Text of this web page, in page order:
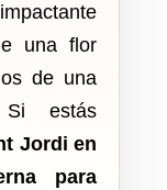
una flor
de una
Si estás
Jordi en
para